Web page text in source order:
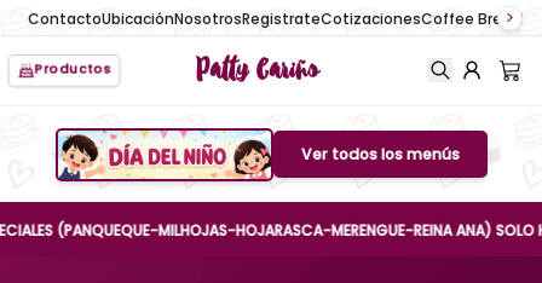
ContactoUbicaciónNosotrosRegistrateCotizacionesCoffee Break
Productos Patty Cariño
Boton de menu
Ver todos los menús
(PANQUEQUE-MILHOJAS-HOJARASCA-MERENGUE-REINA ANA) SOLO